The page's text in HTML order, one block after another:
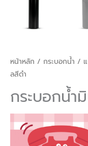
หน้าหลัก / กระบอกน้ำ /
ลสีดำ
กระบอกน้ำ